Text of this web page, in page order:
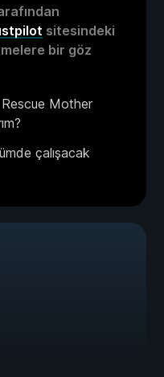
sitesindeki
bir göz
Mother
çalışacak